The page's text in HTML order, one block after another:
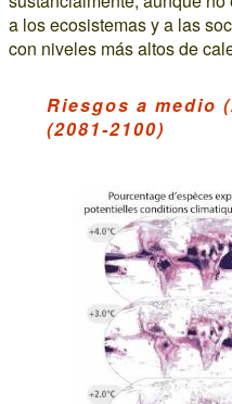
a los ecosistemas y a las
con niveles más altos de
Riesgos a medio
(2081-2100)